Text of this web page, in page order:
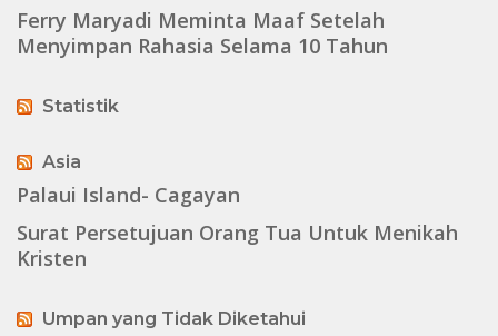
Ferry Maryadi Meminta Maaf Setelah
Menyimpan Rahasia Selama 10 Tahun
Statistik
Asia
Palaui Island- Cagayan
Surat Persetujuan Orang Tua Untuk Menikah
Kristen
Umpan yang Tidak Diketahui